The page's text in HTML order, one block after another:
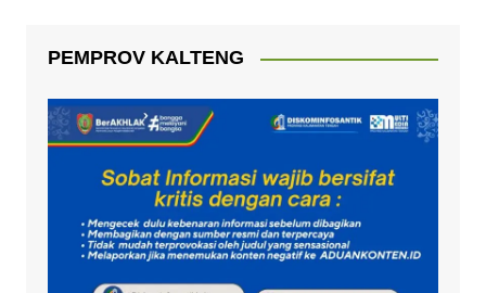
PEMPROV KALTENG